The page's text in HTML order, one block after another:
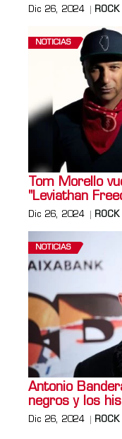
Dic 26, 2024
NOTICIAS
Tom Morello
"Leviathan
Dic 26, 2024
NOTICIAS
Antonio
negros y los
Dic 26, 2024